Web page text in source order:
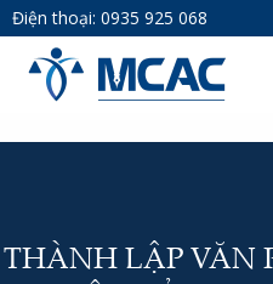
Điện thoại: 0935 925 068
THÀNH LẬP VĂN